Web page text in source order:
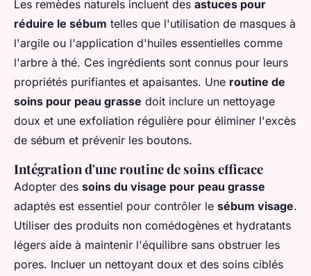
Les remèdes naturels incluent des astuces pour
réduire le sébum telles que l'utilisation de masques à
l'argile ou l'application d'huiles essentielles comme
l'arbre à thé. Ces ingrédients sont connus pour leurs
propriétés purifiantes et apaisantes. Une routine de
soins pour peau grasse doit inclure un nettoyage
doux et une exfoliation régulière pour éliminer l'excès
de sébum et prévenir les boutons.
Intégration d'une routine de soins efficace
Adopter des soins du visage pour peau grasse
adaptés est essentiel pour contrôler le sébum visage.
Utiliser des produits non comédogènes et hydratants
légers aide à maintenir l'équilibre sans obstruer les
pores. Incluer un nettoyant doux et des soins ciblés